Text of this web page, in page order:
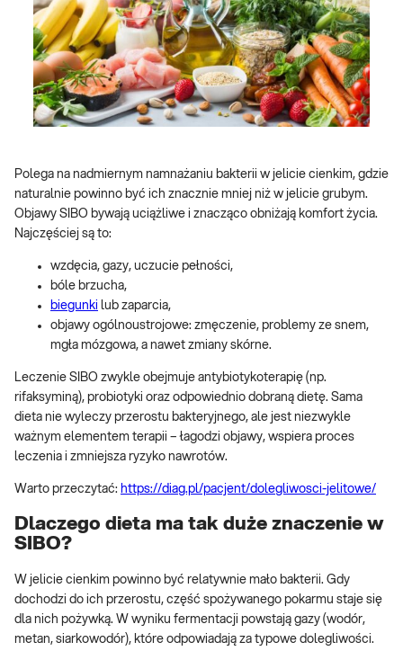
Polega na nadmiernym namnażaniu bakterii w jelicie cienkim, gdzie
naturalnie powinno być ich znacznie mniej niż w jelicie grubym.
Objawy SIBO bywają uciążliwe i znacząco obniżają komfort życia.
Najczęściej są to:
wzdęcia, gazy, uczucie pełności,
bóle brzucha,
biegunki lub zaparcia,
objawy ogólnoustrojowe: zmęczenie, problemy ze snem,
mgła mózgowa, a nawet zmiany skórne.
Leczenie SIBO zwykle obejmuje antybiotykoterapię (np.
rifaksyminą), probiotyki oraz odpowiednio dobraną dietę. Sama
dieta nie wyleczy przerostu bakteryjnego, ale jest niezwykle
ważnym elementem terapii – łagodzi objawy, wspiera proces
leczenia i zmniejsza ryzyko nawrotów.
Warto przeczytać: https://diag.pl/pacjent/dolegliwosci-jelitowe/
Dlaczego dieta ma tak duże znaczenie w
SIBO?
W jelicie cienkim powinno być relatywnie mało bakterii. Gdy
dochodzi do ich przerostu, część spożywanego pokarmu staje się
dla nich pożywką. W wyniku fermentacji powstają gazy (wodór,
metan, siarkowodór), które odpowiadają za typowe dolegliwości.